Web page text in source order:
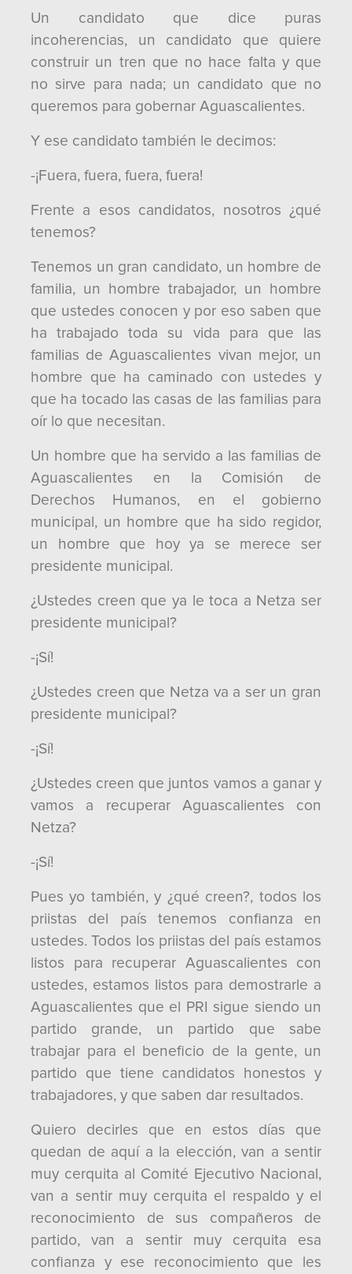
Un candidato que dice puras
incoherencias, un candidato que quiere
construir un tren que no hace falta y que
no sirve para nada; un candidato que no
queremos para gobernar Aguascalientes.
Y ese candidato también le decimos:
-¡Fuera, fuera, fuera, fuera!
Frente a esos candidatos, nosotros ¿qué
tenemos?
Tenemos un gran candidato, un hombre de
familia, un hombre trabajador, un hombre
que ustedes conocen y por eso saben que
ha trabajado toda su vida para que las
familias de Aguascalientes vivan mejor, un
hombre que ha caminado con ustedes y
que ha tocado las casas de las familias para
oír lo que necesitan.
Un hombre que ha servido a las familias de
Aguascalientes en la Comisión de
Derechos Humanos, en el gobierno
municipal, un hombre que ha sido regidor,
un hombre que hoy ya se merece ser
presidente municipal.
¿Ustedes creen que ya le toca a Netza ser
presidente municipal?
-¡Sí!
¿Ustedes creen que Netza va a ser un gran
presidente municipal?
-¡Sí!
¿Ustedes creen que juntos vamos a ganar y
vamos a recuperar Aguascalientes con
Netza?
-¡Sí!
Pues yo también, y ¿qué creen?, todos los
priistas del país tenemos confianza en
ustedes. Todos los priistas del país estamos
listos para recuperar Aguascalientes con
ustedes, estamos listos para demostrarle a
Aguascalientes que el PRI sigue siendo un
partido grande, un partido que sabe
trabajar para el beneficio de la gente, un
partido que tiene candidatos honestos y
trabajadores, y que saben dar resultados.
Quiero decirles que en estos días que
quedan de aquí a la elección, van a sentir
muy cerquita al Comité Ejecutivo Nacional,
van a sentir muy cerquita el respaldo y el
reconocimiento de sus compañeros de
partido, van a sentir muy cerquita esa
confianza y ese reconocimiento que les